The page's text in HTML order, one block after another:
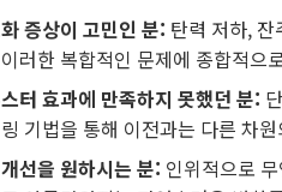
증상이 고민인 분: 탄력 저하,
러한 복합적인 문제에 종합적으
터 효과에 만족하지 못했던 분:
기법을 통해 이전과는 다른 차
선을 원하시는 분: 인위적으로